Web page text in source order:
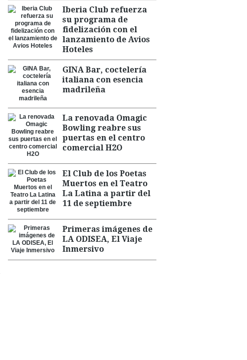
Iberia Club refuerza
su programa de
fidelización con el
lanzamiento de Avios
Hoteles
GINA Bar, coctelería
italiana con esencia
madrileña
La renovada Omagic
Bowling reabre sus
puertas en el centro
comercial H2O
El Club de los Poetas
Muertos en el Teatro
La Latina a partir del
11 de septiembre
Primeras imágenes de
LA ODISEA, El Viaje
Inmersivo